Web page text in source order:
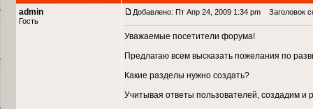
admin
Гость
Добавлено: Пт Апр 24, 2009 1:34 pm Заголовок
Уважаемые посетители форума!
Предлагаю всем высказать пожелания по
Какие разделы нужно создать?
Учитывая ответы пользователей, создадим и